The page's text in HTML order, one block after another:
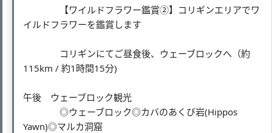
【ワイルドフラワー鑑賞②】コリギンエリアでワ
イルドフラワーを鑑賞します
コリギンにてご昼食後、ウェーブロックへ（約
115km / 約1時間15分)
午後 ウェーブロック観光
◎ウェーブロック◎カバのあくび岩(Hippos
Yawn)◎マルカ洞窟